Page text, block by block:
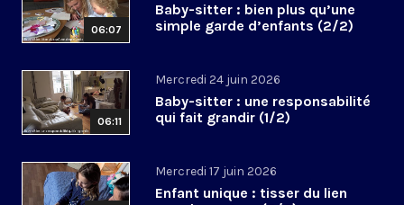
06:07
Baby-sitter : bien plus qu’une
simple garde d’enfants (2/2)
06:11
Mercredi 24 juin 2026
Baby-sitter : une responsabilité
qui fait grandir (1/2)
Mercredi 17 juin 2026
Enfant unique : tisser du lien